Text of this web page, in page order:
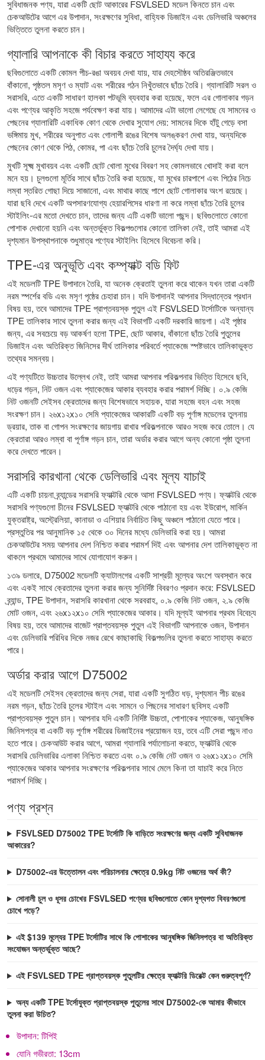
সুবিধাজনক পণ্য, যারা একটি ছোট আকারের FSVLSED মডেল কিনতে চান এবং
চেকআউটের আগে এর উপাদান, সংরক্ষণের সুবিধা, বাহ্যিক ডিজাইন এবং ডেলিভারি অঞ্চলের
ভিত্তিতে তুলনা করতে চান।
গ্যালারি আপনাকে কী বিচার করতে সাহায্য করে
ছবিগুলোতে একটি কোমল পীচ-রঙা অবয়ব দেখা যায়, যার দেহসৌষ্ঠব অতিরঞ্জিতভাবে
বাঁকানো, পৃষ্ঠতল মসৃণ ও ম্যাট এবং শরীরের গঠন নিখুঁতভাবে ছাঁচে তৈরি। গ্যালারিটি সরল ও
সরাসরি, এতে একটি সাধারণ হালকা পটভূমি ব্যবহার করা হয়েছে, ফলে এর গোলাকার গড়ন
এবং পণ্যের আকৃতি সহজে পর্যবেক্ষণ করা যায়। আমাদের এটা ভালো লেগেছে যে সামনের ও
পেছনের গ্যালারিটি একাধিক কোণ থেকে দেখার সুযোগ দেয়: সামনের দিকে হাঁটু গেড়ে বসা
ভঙ্গিমায় মুখ, শরীরের অনুপাত এবং গোলাপী রঙের বিশেষ অলঙ্করণ দেখা যায়, অন্যদিকে
পেছনের কোণ থেকে পিঠ, কোমর, পা এবং ছাঁচে তৈরি চুলের দৈর্ঘ্য দেখা যায়।
মুখটি সূক্ষ্ম মুখাবয়ব এবং একটি ছোট খোলা মুখের বিবরণ সহ কোমলভাবে খোদাই করা বলে
মনে হয়। চুলগুলো মূর্তির সাথে ছাঁচে তৈরি করা হয়েছে, যা মুখের চারপাশে এবং পিঠের নিচে
লম্বা স্তরিত গোছা দিয়ে সাজানো, এবং মাথার কাছে পাশে ছোট গোলাকার অংশ রয়েছে।
যারা ছবি দেখে একটি অপসারণযোগ্য হেয়ারপিসের ধারণা না করে লম্বা ছাঁচে তৈরি চুলের
স্টাইলিং-এর মতো দেখতে চান, তাদের জন্য এটি একটি ভালো পছন্দ। ছবিগুলোতে কোনো
পোশাক দেখানো হয়নি এবং অন্তর্ভুক্ত বিকল্পগুলোর কোনো তালিকা নেই, তাই আমরা এই
দৃশ্যমান উপস্থাপনাকে শুধুমাত্র পণ্যের স্টাইলিং হিসেবে বিবেচনা করি।
TPE-এর অনুভূতি এবং কম্প্যাক্ট বডি ফিট
এই মডেলটি TPE উপাদানে তৈরি, যা অনেক ক্রেতাই তুলনা করে থাকেন যখন তারা একটি
নরম স্পর্শের বডি এবং মসৃণ পৃষ্ঠের চেহারা চান। যদি উপাদানই আপনার সিদ্ধান্তের প্রধান
বিষয় হয়, তবে আমাদেরTPE প্রাপ্তবয়স্ক পুতুলএই FSVLSED টর্সোটিকে অন্যান্য
TPE তালিকার সাথে তুলনা করার জন্য এই বিভাগটি একটি দরকারি জায়গা। এই পৃষ্ঠার
জন্য, এর সবচেয়ে বড় আকর্ষণ হলো TPE, ছোট আকার, বাঁকানো ছাঁচে তৈরি পুতুলের
ডিজাইন এবং অতিরিক্ত জিনিসের দীর্ঘ তালিকার পরিবর্তে প্যাকেজে স্পষ্টভাবে তালিকাভুক্ত
তথ্যের সমন্বয়।
এই পণ্যটিতে উচ্চতার উল্লেখ নেই, তাই আমরা আপনার পরিকল্পনার ভিত্তি হিসেবে ছবি,
ধড়ের গড়ন, নিট ওজন এবং প্যাকেজের আকার ব্যবহার করার পরামর্শ দিচ্ছি। ০.৯ কেজি
নিট ওজনটি সেইসব ক্রেতাদের জন্য বিশেষভাবে সহায়ক, যারা সহজে বহন এবং সহজ
সংরক্ষণ চান। ২৬x১২x১০ সেমি প্যাকেজের আকারটি একটি বড় পূর্ণাঙ্গ মডেলের তুলনায়
ড্রয়ার, তাক বা গোপন সংরক্ষণের জায়গায় রাখার পরিকল্পনাকে আরও সহজ করে তোলে। যে
ক্রেতারা আরও লম্বা বা পূর্ণাঙ্গ গড়ন চান, তারা অর্ডার করার আগে অন্য কোনো পৃষ্ঠা তুলনা
করে দেখতে পারেন।
সরাসরি কারখানা থেকে ডেলিভারি এবং মূল্য যাচাই
এটি একটি চায়না ব্র্যান্ডের সরাসরি ফ্যাক্টরি থেকে আসা FSVLSED পণ্য। ফ্যাক্টরি থেকে
সরাসরি পণ্যগুলো চীনের FSVLSED ফ্যাক্টরি থেকে পাঠানো হয় এবং ইউরোপ, মার্কিন
যুক্তরাষ্ট্র, অস্ট্রেলিয়া, কানাডা ও এশিয়ার নির্বাচিত কিছু অঞ্চলে পাঠানো যেতে পারে।
প্রস্তুতির পর আনুমানিক ১৫ থেকে ৩০ দিনের মধ্যে ডেলিভারি করা হয়। আমরা
চেকআউটের সময় আপনার দেশ নিশ্চিত করার পরামর্শ দিই এবং আপনার দেশ তালিকাভুক্ত না
থাকলে প্রথমে আমাদের সাথে যোগাযোগ করুন।
১৩৯ ডলারে, D75002 মডেলটি ক্যাটালগের একটি সাশ্রয়ী মূল্যের অংশে অবস্থান করে
এবং একই সাথে ক্রেতাদের তুলনা করার জন্য সুনির্দিষ্ট বিবরণও প্রদান করে: FSVLSED
ব্র্যান্ড, TPE উপাদান, সরাসরি কারখানা থেকে সরবরাহ, ০.৯ কেজি নিট ওজন, ২.৯ কেজি
মোট ওজন, এবং ২৬x১২x১০ সেমি প্যাকেজের আকার। যদি মূল্যই আপনার প্রথম বিবেচ্য
বিষয় হয়, তবে আমাদেরবাজেট প্রাপ্তবয়স্ক পুতুলএই বিভাগটি আপনাকে ওজন, উপাদান
এবং ডেলিভারি পরিধির দিকে নজর রেখে কাছাকাছি বিকল্পগুলির তুলনা করতে সাহায্য করতে
পারে।
অর্ডার করার আগে D75002
এই মডেলটি সেইসব ক্রেতাদের জন্য সেরা, যারা একটি সুগঠিত ধড়, দৃশ্যমান পীচ রঙের
নরম গড়ন, ছাঁচে তৈরি চুলের স্টাইল এবং সামনে ও পিছনের সাধারণ ছবিসহ একটি
প্রাপ্তবয়স্ক পুতুল চান। আপনার যদি একটি নির্দিষ্ট উচ্চতা, পোশাকের প্যাকেজ, আনুষঙ্গিক
জিনিসপত্র বা একটি বড় পূর্ণাঙ্গ শরীরের ডিজাইনের প্রয়োজন হয়, তবে এটি সেরা পছন্দ নাও
হতে পারে। চেকআউট করার আগে, আমরা গ্যালারি পর্যালোচনা করতে, ফ্যাক্টরি থেকে
সরাসরি ডেলিভারির এলাকা নিশ্চিত করতে এবং ০.৯ কেজি নেট ওজন ও ২৬x১২x১০ সেমি
প্যাকেজের আকার আপনার সংরক্ষণের পরিকল্পনার সাথে মেলে কিনা তা যাচাই করে নিতে
পরামর্শ দিচ্ছি।
পণ্য প্রশ্ন
FSVLSED D75002 TPE টর্সোটি কি বাড়িতে সংরক্ষণের জন্য একটি সুবিধাজনক
আকারের?
D75002-এর উত্তোলন এবং পরিচালনার ক্ষেত্রে 0.9kg নিট ওজনের অর্থ কী?
সোনালী চুল ও ধূসর চোখের FSVLSED পণ্যের ছবিগুলোতে কোন দৃশ্যগত বিবরণগুলো
চোখে পড়ে?
এই $139 মূল্যের TPE টর্সোটির সাথে কি পোশাকের আনুষঙ্গিক জিনিসপত্র বা অতিরিক্ত
সংযোজন অন্তর্ভুক্ত আছে?
এই FSVLSED TPE প্রাপ্তবয়স্ক পুতুলটির ক্ষেত্রে ফ্যাক্টরি ডিরেক্ট কেন গুরুত্বপূর্ণ?
অন্য একটি TPE টর্সোযুক্ত প্রাপ্তবয়স্ক পুতুলের সাথে D75002-কে আমার কীভাবে
তুলনা করা উচিত?
উপাদান: টিপিই
যোনি গভীরতা: 13cm